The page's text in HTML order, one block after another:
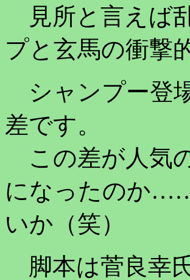
見所と言えば
プと玄馬の衝撃
シャンプー登
差です。
この差が人気
になったのか
いか（笑）
脚本は菅良幸